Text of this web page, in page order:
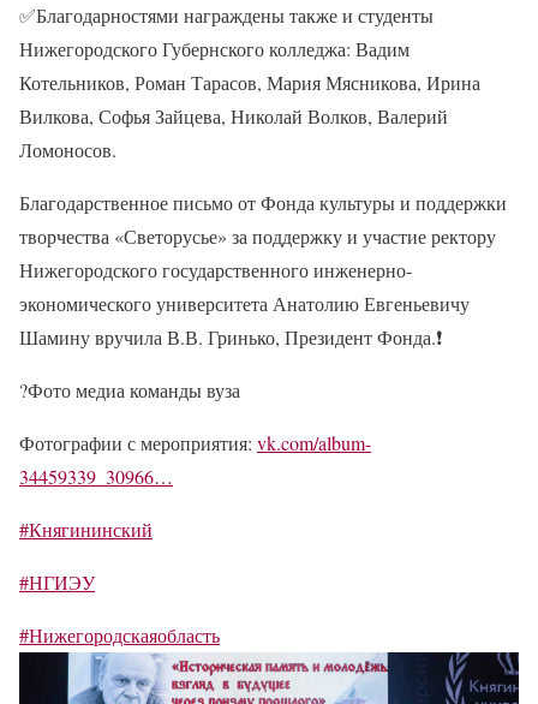
✅Благодарностями награждены также и студенты
Нижегородского Губернского колледжа: Вадим
Котельников, Роман Тарасов, Мария Мясникова, Ирина
Вилкова, Софья Зайцева, Николай Волков, Валерий
Ломоносов.
Благодарственное письмо от Фонда культуры и поддержки
творчества «Светорусье» за поддержку и участие ректору
Нижегородского государственного инженерно-
экономического университета Анатолию Евгеньевичу
Шамину вручила В.В. Гринько, Президент Фонда.❗
?Фото медиа команды вуза
Фотографии с мероприятия: vk.com/album-
34459339_30966…
#Княгининский
#НГИЭУ
#Нижегородскаяобласть